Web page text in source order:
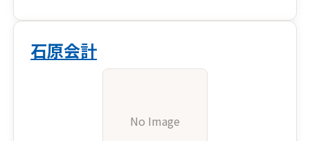
石原会計
No Image